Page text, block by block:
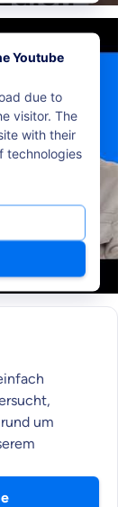
Youtube
due to
visitor. The
with their
technologies
um